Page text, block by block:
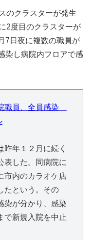
のクラスターが発生
2度目のクラスターが
7日夜に複数の職員が
染し病院内フロアで感
職員、全員感染
年１２月に続く
表した。同病院に
市内のカラオケ店
たという。その
染が分かり、感染
で新規入院を中止